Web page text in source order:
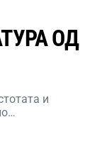
ОД
и